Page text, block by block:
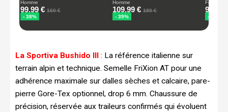
La Sportiva Bushido III : La référence italienne sur
terrain alpin et technique. Semelle FriXion AT pour une
adhérence maximale sur dalles sèches et calcaire, pare-
pierre Gore-Tex optionnel, drop 6 mm. Chaussure de
précision, réservée aux traileurs confirmés qui évoluent